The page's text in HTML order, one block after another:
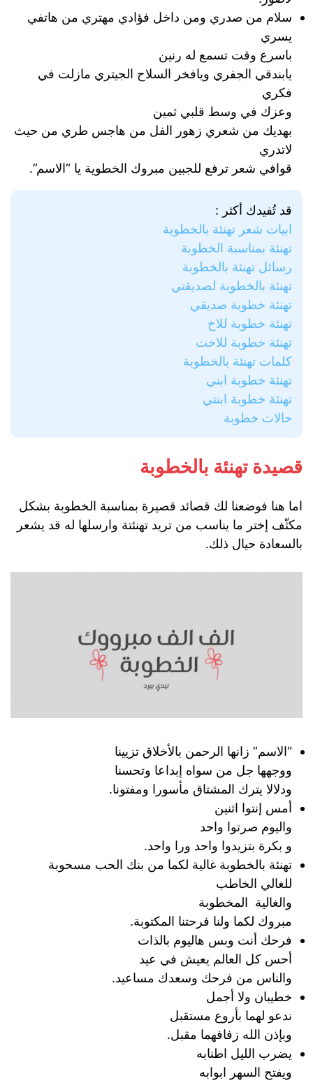
ﺳﻼﻡ ﻣﻦ ﺻﺪﺭﻱ ﻭﻣﻦ ﺩﺍﺧﻞ ﻓﺆﺍﺩﻱ ﻣﻬﺘﺮﻱ ﻣﻦ ﻫﺎﺗﻔﻲ
ﻳﺴﺮﻱ
ﺑﺎﺳﺮﻉ ﻭﻗﺖ ﺗﺴﻤﻊ ﻟﻪ ﺭﻧﻴﻦ
ﻳﺎﺑﻨﺪﻗﻲ ﺍﻟﺠﻔﺮﻱ ﻭﻳﺎفخر السلاح ﺍﻟﺠﻴﺘﺮﻱ ﻣﺎﺯﻟﺖ ﻓﻲ
ﻓﻜﺮي
ﻭﻋﺰﻙ ﻓﻲ ﻭﺳﻂ ﻗﻠﺒﻲ ﺛﻤﻴﻦ
ﺑﻬﺪﻳﻚ ﻣﻦ ﺷﻌﺮﻱ ﺯﻫﻮﺭ ﺍﻟﻔﻞ ﻣﻦ ﻫﺎﺟﺲ ﻃﺮﻱ ﻣﻦ ﺣﻴﺚ
ﻻﺗﺪﺭﻱ
ﻗﻮﺍﻓﻲ ﺷﻌﺮ ﺗﺮﻓﻊ ﻟﻠﺠﺒﻴﻦ مبروك الخطوية يا “الاسم”.
قد تُفيدك أكثر :
ابيات شعر تهنئة بالخطوبة
تهنئة بمناسبة الخطوبة
رسائل تهنئة بالخطوبة
تهنئة بالخطوبة لصديقتي
تهنئة خطوبة صديقي
تهنئة خطوبة للاخ
تهنئة خطوبة للاخت
كلمات تهنئة بالخطوبة
تهنئة خطوبة ابني
تهنئة خطوبة ابنتي
حالات خطوبة
قصيدة تهنئة بالخطوبة
اما هنا فوضعنا لك قصائد قصيرة بمناسبة الخطوبة بشكل
مكثّف إختر ما يناسب من تريد تهنئتة وارسلها له قد يشعر
بالسعادة حيال ذلك.
“الاسم” زانها الرحمن بالأخلاق تزيينا
ووجهها جل من سواه إبداعا وتحسنا
ودلالا يترك المشتاق مأسورا ومفتونا.
أمس إنتوا اثنين
واليوم صرتوا واحد
و بكرة بتزيدوا واحد ورا واحد.
تهنئة بالخطوبة غالية لكما من بنك الحب مسحوبة
للغالي الخاطب
والغالية المخطوبة
مبروك لكما ولنا فرحتنا المكتوبة.
فرحك أنت وبس هاليوم بالذات
أحس كل العالم يعيش في عيد
والناس من فرحك وسعدك مساعيد.
خطيبان ولا أجمل
ندعو لهما بأروع مستقبل
وبإذن الله زفافهما مقبل.
يضرب الليل اطنابه
ويفتح السهر ابوابه